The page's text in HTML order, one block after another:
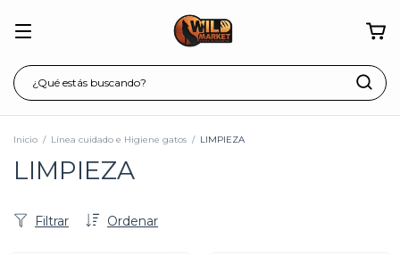
Inicio / Línea cuidado e Higiene gatos / LIMPIEZA
LIMPIEZA
Ordenar
Filtrar